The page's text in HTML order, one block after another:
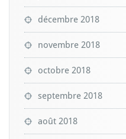
décembre 2018
novembre 2018
octobre 2018
septembre 2018
août 2018